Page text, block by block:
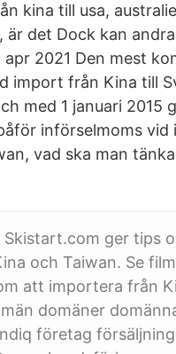
kina till usa,
det Dock kan
2021 Den mest
import från Kina till
med 1 januari 2015
införselmoms vid
vad ska man
ger tips
och Taiwan. Se
att importera från
domäner
företag